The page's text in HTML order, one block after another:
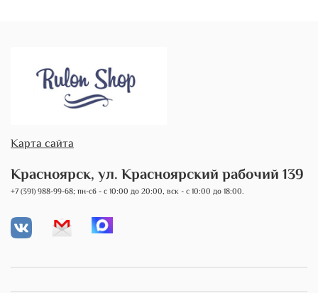
Красноярск, ул. Красноярский рабочий 139
+7 (391) 988-99-68; пн-сб - с 10:00 до 20:00, вск - с 10:00 до 18:00.
Карта сайта